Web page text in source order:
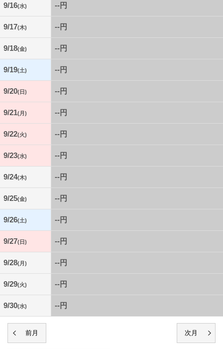
9/16(水) --円
9/17(木) --円
9/18(金) --円
9/19(土) --円
9/20(日) --円
9/21(月) --円
9/22(火) --円
9/23(水) --円
9/24(木) --円
9/25(金) --円
9/26(土) --円
9/27(日) --円
9/28(月) --円
9/29(火) --円
9/30(水) --円